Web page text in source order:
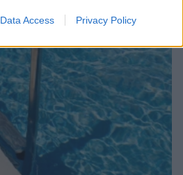
Data Access Privacy Policy